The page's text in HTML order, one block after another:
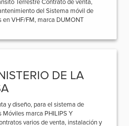
Terrestre Contrato de venta,
del Sistema móvil de
en VHF/FM, marca DUMONT
DE LA
y diseño, para el sistema de
Móviles marca PHILIPS Y
varios de venta, instalación y